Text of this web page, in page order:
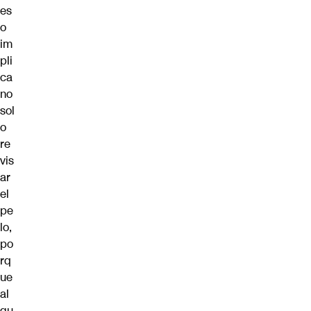
es
o
im
pli
ca
no
sol
o
re
vis
ar
el
pe
lo,
po
rq
ue
al